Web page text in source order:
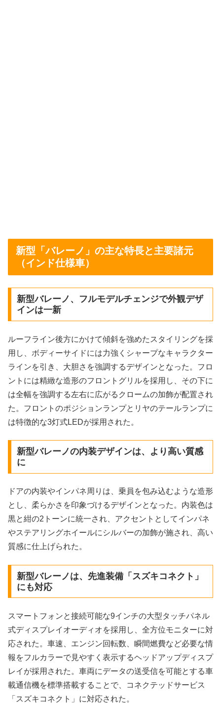
新型「バレーノ」の主な特長と主要諸元
（インド仕様車）
新型バレーノ、フルモデルチェンジで外観デザ
インは一新
ルーフライン後方にかけて傾斜を強めたスタイリングを採
用し、ボディーサイドには力強くシャープなキャラクター
ラインを引き、大胆さを強調するデザインとなった。フロ
ントには精緻な造形のフロントグリルを採用し、その下に
は全幅を強調する左右に広がるクロームの加飾が配置され
た。フロントのポジションランプとリヤのテールランプに
は特徴的な3灯式LEDが採用された。
新型バレーノの内装デザインは、より高い質感
に
ドアの内装やインパネ周りは、乗員を包み込むような造形
とし、柔らかさを印象づけるデザインとなった。内装色は
黒と紺の2トーンに統一され、アクセントとしてインパネ
やステアリングホイールにシルバーの加飾が施され、高い
質感に仕上げられた。
新型バレーノは、先進装備「スズキコネクト」
にも対応
スマートフォンと接続可能な9インチの大型タッチパネル
式ディスプレイオーディオを採用し、全方位モニターに対
応された。車速、エンジン回転数、瞬間燃費など必要な情
報をフルカラーで見やすく表示するヘッドアップディスプ
レイが採用された。車両にデータの送受信を可能とする車
載通信機を標準搭載することで、コネクテッドサービス
「スズキコネクト」に対応された。